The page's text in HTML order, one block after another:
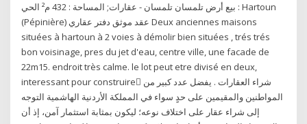
بيع أرض تلمسان تلمسان - عقارات; المساحة : 432 م² الحي : Hartoun
(Pépinière) عقد موثق دفتر عقاري Deux anciennes maisons
situées à hartoun à 2 voies à démolir bien situées , trés trés
bon voisinage, pres du jet d'eau, centre ville, une facade de
22m15. endroit très calme. le lot peut etre divisé en deux,
interessant pour construire ِشراء العقارات . يفضل عدد كبير من
المواطنين والمقيمين على حدٍ سواء في المملكة الأردنية الهاشمية التوجه
إلى شراء عقار على اختلاف نوعه؛ ليكون بمثابة استثمار آمن، إذ أن